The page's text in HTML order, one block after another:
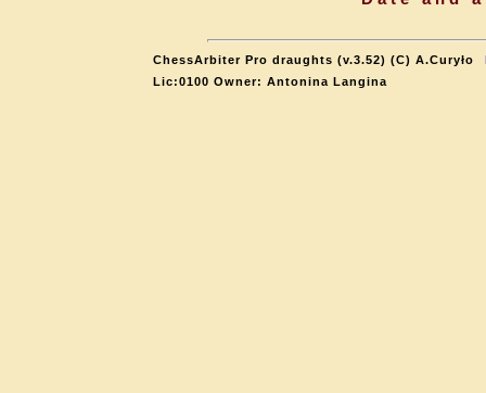
ChessArbiter Pro draughts (v.3.52) (C) A.Curyło
Lic:0100 Owner: Antonina Langina